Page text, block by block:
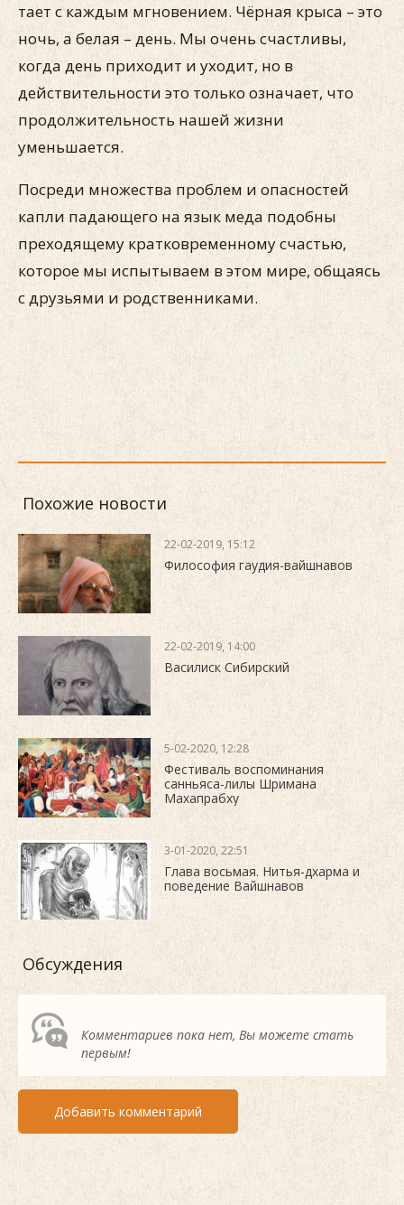
тает с каждым мгновением. Чёрная крыса – это
ночь, а белая – день. Мы очень счастливы,
когда день приходит и уходит, но в
действительности это только означает, что
продолжительность нашей жизни
уменьшается.
Посреди множества проблем и опасностей
капли падающего на язык меда подобны
преходящему кратковременному счастью,
которое мы испытываем в этом мире, общаясь
с друзьями и родственниками.
Похожие новости
22-02-2019, 15:12
Философия гаудия-вайшнавов
22-02-2019, 14:00
Василиск Сибирский
5-02-2020, 12:28
Фестиваль воспоминания
санньяса-лилы Шримана
Махапрабху
3-01-2020, 22:51
Глава восьмая. Нитья-дхарма и
поведение Вайшнавов
Обсуждения
Комментариев пока нет, Вы можете стать
первым!
Добавить комментарий